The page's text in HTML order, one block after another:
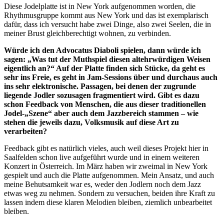
Diese Jodelplatte ist in New York aufgenommen worden, die
Rhythmusgruppe kommt aus New York und das ist exemplarisch
dafür, dass ich versucht habe zwei Dinge, also zwei Seelen, die in
meiner Brust gleichberechtigt wohnen, zu verbinden.
Würde ich den Advocatus Diaboli spielen, dann würde ich
sagen: „Was tut der Muthspiel diesen altehrwürdigen Weisen
eigentlich an?“ Auf der Platte finden sich Stücke, da geht es
sehr ins Freie, es geht in Jam-Sessions über und durchaus auch
ins sehr elektronische. Passagen, bei denen der zugrunde
liegende Jodler sozusagen fragmentiert wird. Gibt es dazu
schon Feedback von Menschen, die aus dieser traditionellen
Jodel-„Szene“ aber auch dem Jazzbereich stammen – wie
stehen die jeweils dazu, Volksmusik auf diese Art zu
verarbeiten?
Feedback gibt es natürlich vieles, auch weil dieses Projekt hier in
Saalfelden schon live aufgeführt wurde und in einem weiteren
Konzert in Österreich. Im März haben wir zweimal in New York
gespielt und auch die Platte aufgenommen. Mein Ansatz, und auch
meine Behutsamkeit war es, weder den Jodlern noch dem Jazz
etwas weg zu nehmen. Sondern zu versuchen, beiden ihre Kraft zu
lassen indem diese klaren Melodien bleiben, ziemlich unbearbeitet
bleiben.